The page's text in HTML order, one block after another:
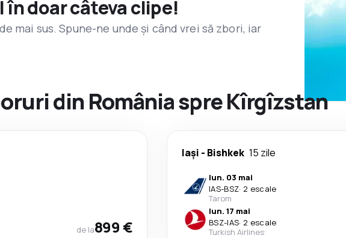
în doar câteva clipe!
mai sus. Spune-ne unde și când vrei să zbori, iar
din România spre Kîrgîzstan
de la899 €
Iași - Bishkek 15 zile
lun. 03 mai
IAS-BSZ· 2 escale
Tarom
lun. 17 mai
BSZ-IAS· 2 escale
Turkish Airlines